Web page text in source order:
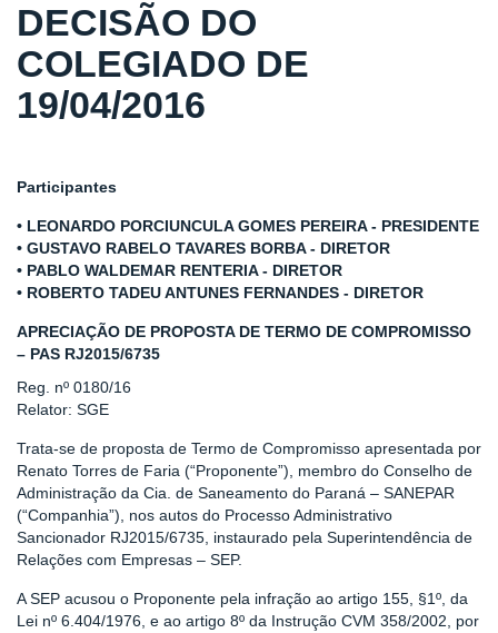
DECISÃO DO
COLEGIADO DE
19/04/2016
Participantes
• LEONARDO PORCIUNCULA GOMES PEREIRA - PRESIDENTE
• GUSTAVO RABELO TAVARES BORBA - DIRETOR
• PABLO WALDEMAR RENTERIA - DIRETOR
• ROBERTO TADEU ANTUNES FERNANDES - DIRETOR
APRECIAÇÃO DE PROPOSTA DE TERMO DE COMPROMISSO
– PAS RJ2015/6735
Reg. nº 0180/16
Relator: SGE
Trata-se de proposta de Termo de Compromisso apresentada por
Renato Torres de Faria (“Proponente”), membro do Conselho de
Administração da Cia. de Saneamento do Paraná – SANEPAR
(“Companhia”), nos autos do Processo Administrativo
Sancionador RJ2015/6735, instaurado pela Superintendência de
Relações com Empresas – SEP.
A SEP acusou o Proponente pela infração ao artigo 155, §1º, da
Lei nº 6.404/1976, e ao artigo 8º da Instrução CVM 358/2002, por